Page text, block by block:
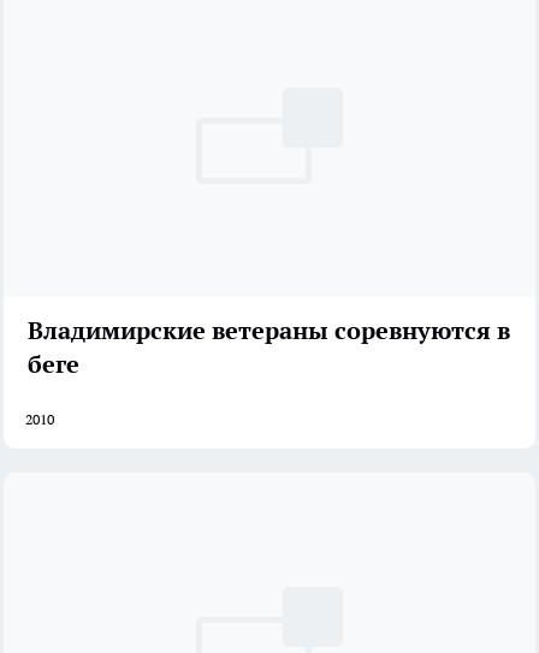
Владимирские ветераны соревнуются в
беге
2010